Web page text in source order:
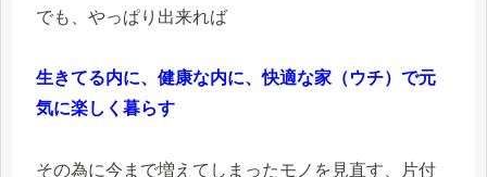
でも、やっぱり出来れば
生きてる内に、健康な内に、快適な家（ウチ）で元
気に楽しく暮らす
その為に今まで増えてしまったモノを見直す、片付